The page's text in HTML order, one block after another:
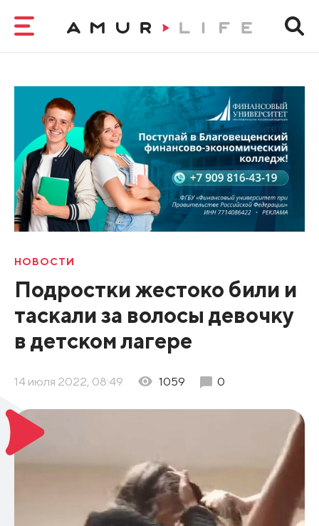
НОВОСТИ
Подростки жестоко били и
таскали за волосы девочку
в детском лагере
14 июля 2022, 08:49 1059 0